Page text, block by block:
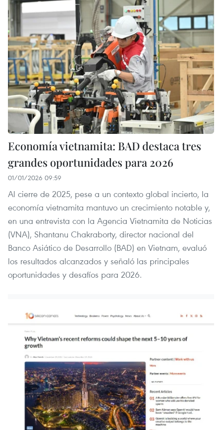
Economía vietnamita: BAD destaca tres
grandes oportunidades para 2026
01/01/2026 09:59
Al cierre de 2025, pese a un contexto global incierto, la
economía vietnamita mantuvo un crecimiento notable y,
en una entrevista con la Agencia Vietnamita de Noticias
(VNA), Shantanu Chakraborty, director nacional del
Banco Asiático de Desarrollo (BAD) en Vietnam, evaluó
los resultados alcanzados y señaló las principales
oportunidades y desafíos para 2026.